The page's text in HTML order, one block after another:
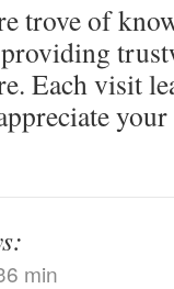
trove of
Each visit
min